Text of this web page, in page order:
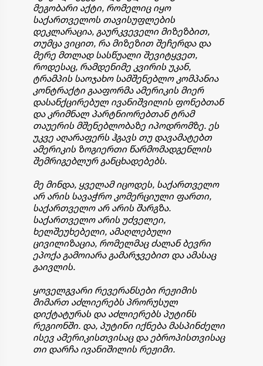
მეგობარი აქტი, რომელიც იყო
საქართველოს თავისუფლების
დეკლარაცია, გაურკვეველი მიზეზბით,
თუმცა ვიცით, რა მიზეზით შეჩერდა და
მერე მთლად სასწუალი შევიტყვეთ,
როდესაც, რამდენიმე კვირის უკან,
ტრამპის საოჯახო სამშენებლო კომპანია
კონტრაქტი გააფორმა ამერიკის მიერ
დასანქცირებულ ივანიშვილის ფონებთან
და კრიმნალ პარტნიორებთან ტრამ
თაუერის მშენებლობაზე იპოდრომზე. ეს
უკვე აღარაფერს ჰგავს თუ დავამატებთ
ამერიკის ზოგიერთი წარმომადგენლის
შემრიგებლურ განცხადებებს.
მე მინდა, ყველამ იცოდეს, საქართველო
არ არის სავაჭრო კომერციული ფართი,
საქართველო არ არის შარგზა.
საქართველო არის უძველეი,
ხელშეუხებელი, ამაღლებული
ცივილიზაცია, რომელმაც ძალან ბევრი
ეპოქა გამოიარა გამარჯვებით და ამასაც
გაივლის.
ყოველგვარი რევერანსები რეჟიმის
მიმართ აძლიერებს პრორუსულ
დიქტატურას და აძლიერებს პუტინს
რეგიონში. და, პუტინი იქნება მასპინძელი
ისევ ამერიკისთვისაც და ებროპისთვისაც
თი დარჩა ივანიშილის რეჟიმი.